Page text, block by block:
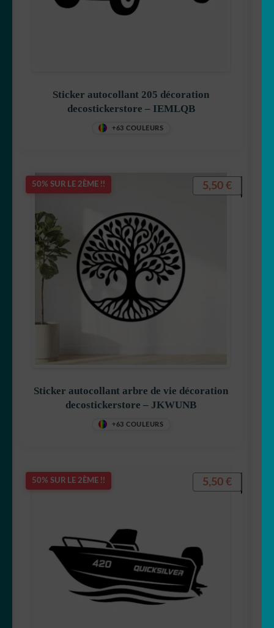
Sticker autocollant 205 décoration
decostickerstore – IEMLQB
+63 COULEURS
50% SUR LE 2ÈME !!
Sticker autocollant arbre de vie décoration
decostickerstore – JKWUNB
+63 COULEURS
5,50 €
50% SUR LE 2ÈME !! 5,50 €